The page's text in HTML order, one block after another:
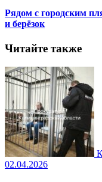
Рядом с городским
и берёзок
Читайте также
02.04.2026